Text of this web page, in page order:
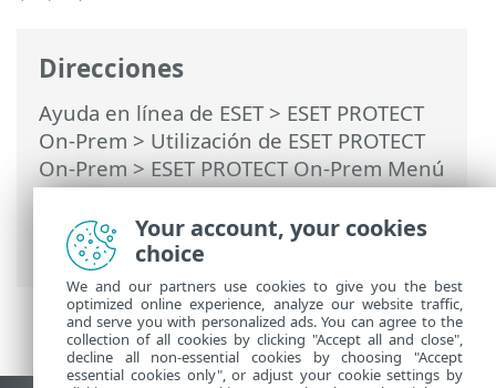
Direcciones
Ayuda en línea de ESET> ESET PROTECT
On-Prem > Utilización de ESET PROTECT
On-Prem>ESET PROTECT On-Prem Menú
principal>Políticas>Cómo se aplican las
políticas a los clientes> Fusión de
políticas
Your account, your cookies
choice
We and our partners use cookies to give you the best
optimized online experience, analyze our website traffic,
and serve you with personalized ads. You can agree to the
collection of all cookies by clicking "Accept all and close",
decline all non-essential cookies by choosing "Accept
essential cookies only", or adjust your cookie settings by